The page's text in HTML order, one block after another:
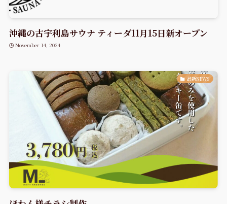
沖縄の古宇利島サウナ ティーダ11月15日新オープン
November 14, 2024
最新NEWS